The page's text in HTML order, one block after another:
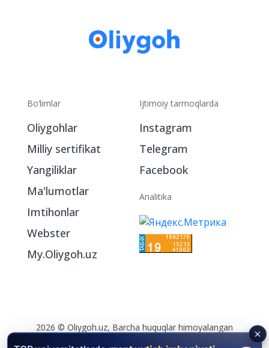
Bo‘limlar
Oliygohlar
Milliy sertifikat
Yangiliklar
Ma'lumotlar
Imtihonlar
Webster
My.Oliygoh.uz
Ijtimoiy tarmoqlarda
Instagram
Telegram
Facebook
Analitika
2026 © Oliygoh.uz, Barcha huquqlar himoyalangan